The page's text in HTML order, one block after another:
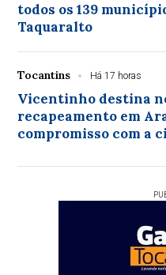
todos os 139
Taquaralto
Tocantins Há 17 horas
Vicentinho destina
recapeamento em
compromisso com a